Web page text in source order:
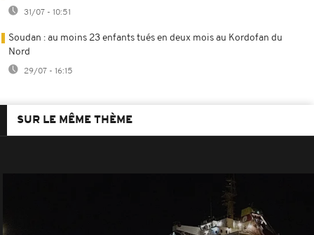
31/07 - 10:51
Soudan : au moins 23 enfants tués en deux mois au Kordofan du
Nord
29/07 - 16:15
SUR LE MÊME THÈME